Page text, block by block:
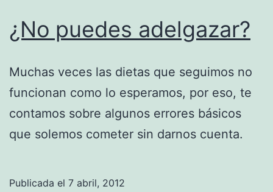
¿No puedes adelgazar?
Muchas veces las dietas que seguimos no
funcionan como lo esperamos, por eso, te
contamos sobre algunos errores básicos
que solemos cometer sin darnos cuenta.
Publicada el 7 abril, 2012